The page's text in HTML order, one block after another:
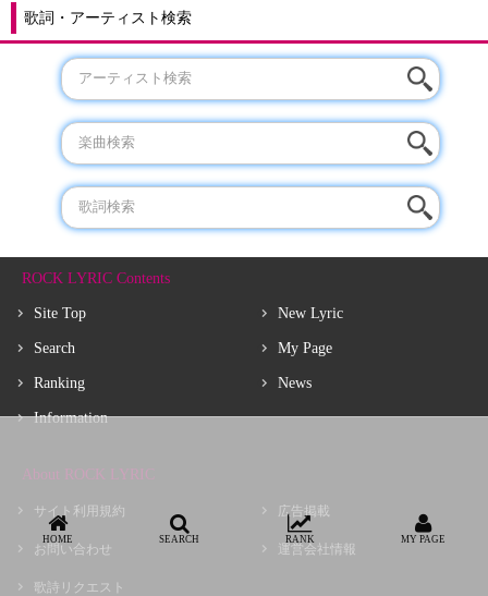
歌詞・アーティスト検索
ROCK LYRIC Contents
Site Top
Search
Ranking
Information
New Lyric
My Page
News
About ROCK LYRIC
サイト利用規約
お問い合わせ
歌詩リクエスト
広告掲載
運営会社情報
HOME SEARCH RANK MY PAGE